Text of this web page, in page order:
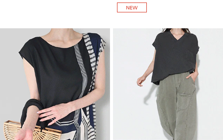
같이 매치해도 잘 어울린답니다!